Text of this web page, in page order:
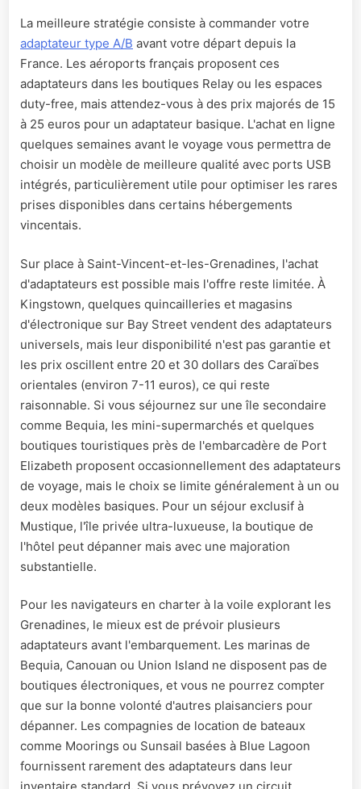
La meilleure stratégie consiste à commander votre
adaptateur type A/B avant votre départ depuis la
France. Les aéroports français proposent ces
adaptateurs dans les boutiques Relay ou les espaces
duty-free, mais attendez-vous à des prix majorés de 15
à 25 euros pour un adaptateur basique. L'achat en ligne
quelques semaines avant le voyage vous permettra de
choisir un modèle de meilleure qualité avec ports USB
intégrés, particulièrement utile pour optimiser les rares
prises disponibles dans certains hébergements
vincentais.
Sur place à Saint-Vincent-et-les-Grenadines, l'achat
d'adaptateurs est possible mais l'offre reste limitée. À
Kingstown, quelques quincailleries et magasins
d'électronique sur Bay Street vendent des adaptateurs
universels, mais leur disponibilité n'est pas garantie et
les prix oscillent entre 20 et 30 dollars des Caraïbes
orientales (environ 7-11 euros), ce qui reste
raisonnable. Si vous séjournez sur une île secondaire
comme Bequia, les mini-supermarchés et quelques
boutiques touristiques près de l'embarcadère de Port
Elizabeth proposent occasionnellement des adaptateurs
de voyage, mais le choix se limite généralement à un ou
deux modèles basiques. Pour un séjour exclusif à
Mustique, l'île privée ultra-luxueuse, la boutique de
l'hôtel peut dépanner mais avec une majoration
substantielle.
Pour les navigateurs en charter à la voile explorant les
Grenadines, le mieux est de prévoir plusieurs
adaptateurs avant l'embarquement. Les marinas de
Bequia, Canouan ou Union Island ne disposent pas de
boutiques électroniques, et vous ne pourrez compter
que sur la bonne volonté d'autres plaisanciers pour
dépanner. Les compagnies de location de bateaux
comme Moorings ou Sunsail basées à Blue Lagoon
fournissent rarement des adaptateurs dans leur